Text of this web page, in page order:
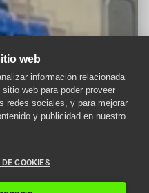
web
información relacionada
web para poder proveer
redes sociales, y para mejorar
y publicidad en nuestro
COOKIES
2024